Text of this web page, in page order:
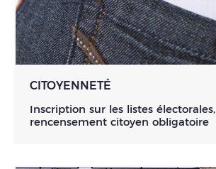
CITOYENNETÉ
Inscription sur les listes électorales,
rencensement citoyen obligatoire